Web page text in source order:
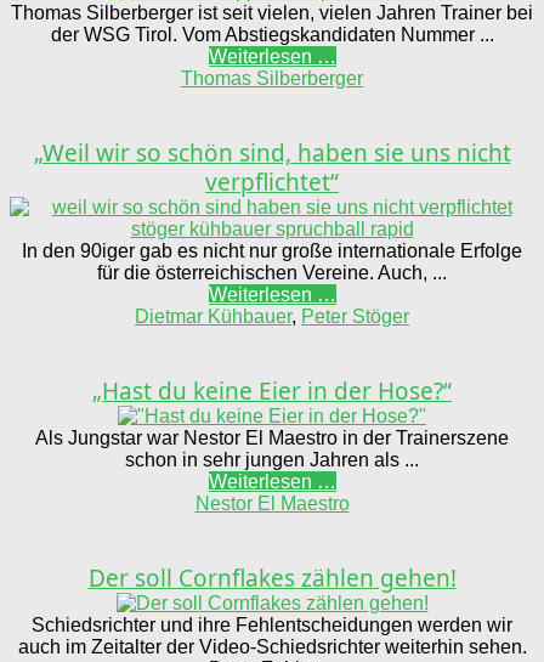
Thomas Silberberger ist seit vielen, vielen Jahren Trainer bei
der WSG Tirol. Vom Abstiegskandidaten Nummer ...
Weiterlesen …
Thomas Silberberger
„Weil wir so schön sind, haben sie uns nicht
verpflichtet“
In den 90iger gab es nicht nur große internationale Erfolge
für die österreichischen Vereine. Auch, ...
Weiterlesen …
Dietmar Kühbauer, Peter Stöger
„Hast du keine Eier in der Hose?“
Als Jungstar war Nestor El Maestro in der Trainerszene
schon in sehr jungen Jahren als ...
Weiterlesen …
Nestor El Maestro
Der soll Cornflakes zählen gehen!
Schiedsrichter und ihre Fehlentscheidungen werden wir
auch im Zeitalter der Video-Schiedsrichter weiterhin sehen.